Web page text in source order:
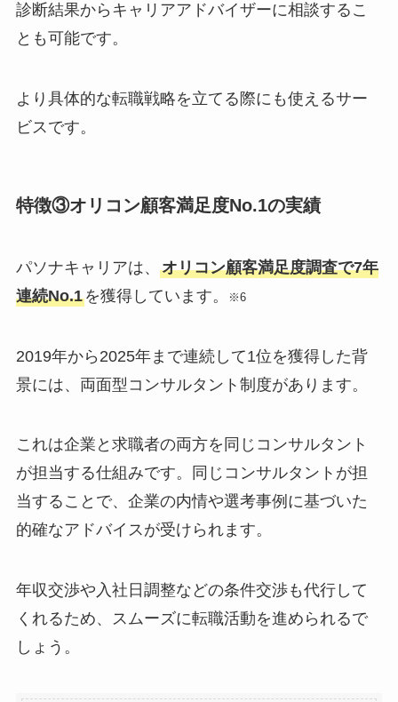
診断結果からキャリアアドバイザーに相談するこ
とも可能です。
より具体的な転職戦略を立てる際にも使えるサー
ビスです。
特徴③オリコン顧客満足度No.1の実績
パソナキャリアは、 オリコン顧客満足度調査で7年
連続No.1を獲得しています。 ※6
2019年から2025年まで連続して1位を獲得した背
景には、両面型コンサルタント制度があります。
これは企業と求職者の両方を同じコンサルタント
が担当する仕組みです。同じコンサルタントが担
当することで、企業の内情や選考事例に基づいた
的確なアドバイスが受けられます。
年収交渉や入社日調整などの条件交渉も代行して
くれるため、スムーズに転職活動を進められるで
しょう。